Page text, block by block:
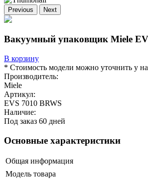
Previous Next
Вакуумный упаковщик Miele
В корзину
* Стоимость модели можно уточнить у
Производитель:
Miele
Артикул:
EVS 7010 BRWS
Наличие:
Под заказ 60 дней
Основные характеристики
Общая информация
Модель товара